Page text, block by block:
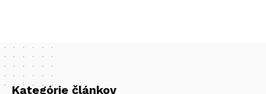
Kategórie článkov